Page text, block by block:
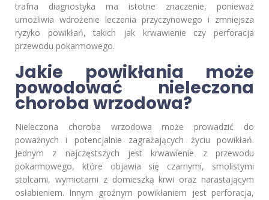
trafna diagnostyka ma istotne znaczenie, ponieważ
umożliwia wdrożenie leczenia przyczynowego i zmniejsza
ryzyko powikłań, takich jak krwawienie czy perforacja
przewodu pokarmowego.
Jakie powikłania może
powodować nieleczona
choroba wrzodowa?
Nieleczona choroba wrzodowa może prowadzić do
poważnych i potencjalnie zagrażających życiu powikłań.
Jednym z najczęstszych jest krwawienie z przewodu
pokarmowego, które objawia się czarnymi, smolistymi
stolcami, wymiotami z domieszką krwi oraz narastającym
osłabieniem. Innym groźnym powikłaniem jest perforacja,